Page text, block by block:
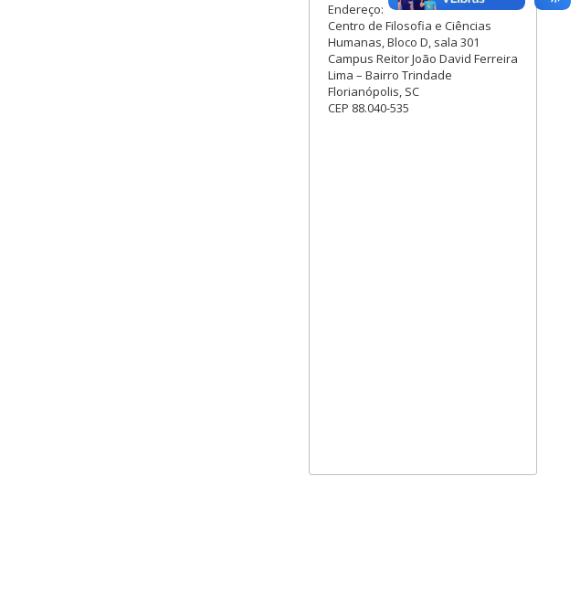
Endereço:
Centro de Filosofia e Ciências
Humanas, Bloco D, sala 301
Campus Reitor João David Ferreira
Lima – Bairro Trindade
Florianópolis, SC
CEP 88.040-535